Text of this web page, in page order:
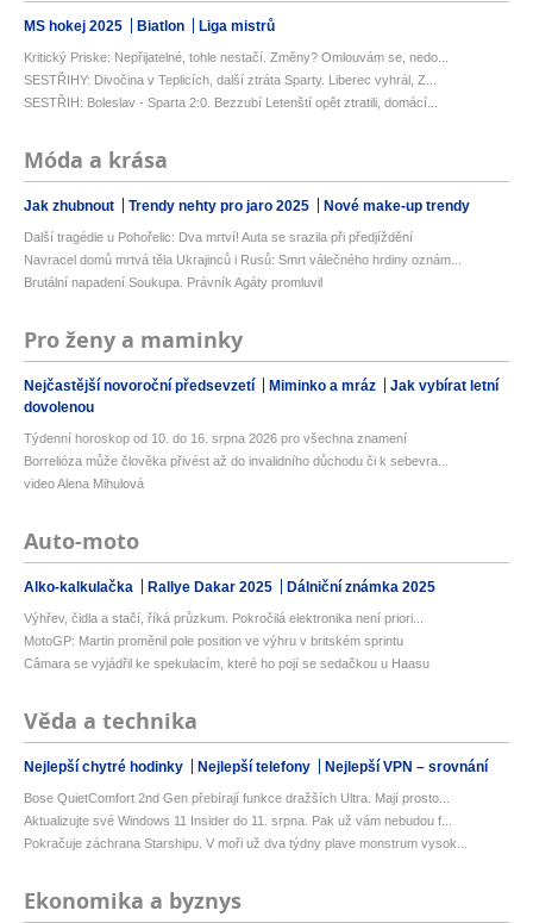
MS hokej 2025 Biatlon Liga mistrů
Kritický Priske: Nepřijatelné, tohle nestačí. Změny? Omlouvám se, nedo...
SESTŘIHY: Divočina v Teplicích, další ztráta Sparty. Liberec vyhrál, Z...
SESTŘIH: Boleslav - Sparta 2:0. Bezzubí Letenští opět ztratili, domácí...
Móda a krása
Jak zhubnout Trendy nehty pro jaro 2025 Nové make-up trendy
Další tragédie u Pohořelic: Dva mrtví! Auta se srazila při předjíždění
Navracel domů mrtvá těla Ukrajinců i Rusů: Smrt válečného hrdiny oznám...
Brutální napadení Soukupa. Právník Agáty promluvil
Pro ženy a maminky
Nejčastější novoroční předsevzetí Miminko a mráz
Jak vybírat letní
dovolenou
Týdenní horoskop od 10. do 16. srpna 2026 pro všechna znamení
Borrelióza může člověka přivést až do invalidního důchodu či k sebevra...
video Alena Mihulová
Auto-moto
Alko-kalkulačka Rallye Dakar 2025 Dálniční známka 2025
Výhřev, čidla a stačí, říká průzkum. Pokročilá elektronika není priori...
MotoGP: Martin proměnil pole position ve výhru v britském sprintu
Câmara se vyjádřil ke spekulacím, které ho pojí se sedačkou u Haasu
Věda a technika
Nejlepší chytré hodinky Nejlepší telefony Nejlepší VPN – srovnání
Bose QuietComfort 2nd Gen přebírají funkce dražších Ultra. Mají prosto...
Aktualizujte své Windows 11 Insider do 11. srpna. Pak už vám nebudou f...
Pokračuje záchrana Starshipu. V moři už dva týdny plave monstrum vysok...
Ekonomika a byznys